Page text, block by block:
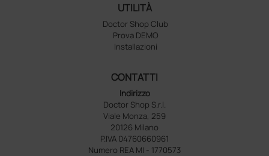
UTILITÀ
Doctor Shop Club
Prova DEMO
Installazioni
CONTATTI
Indirizzo
Doctor Shop S.r.l.
Viale Monza, 259
20126 Milano
P.IVA 04760660961
Numero REA MI - 1770573